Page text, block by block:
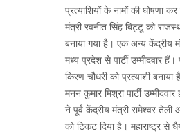
प्रत्याशियों के नामों की घोषणा
मंत्री रवनीत सिंह बिट्टू को
बनाया गया है। एक अन्य केंद्रीय
मध्य प्रदेश से पार्टी उम्मीदवार हैं।
किरण चौधरी को प्रत्याशी बनाया
मनन कुमार मिश्रा पार्टी
ने पूर्व केंद्रीय मंत्री रामेश्‍वर
को टिकट दिया है। महाराष्ट्र से